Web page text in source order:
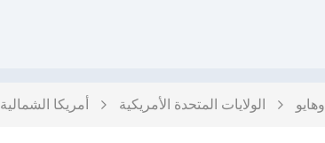
أمريكا الشمالية الولايات المتحدة الأمريكية أوهايو